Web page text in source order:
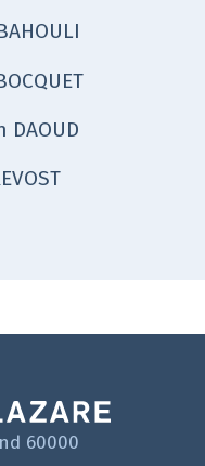
DAOUD
60000